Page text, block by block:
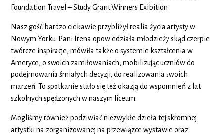
Foundation Travel – Study Grant Winners Exibition.
Nasz gość bardzo ciekawie przybliżył realia życia artysty w
Nowym Yorku. Pani Irena opowiedziała młodzieży skąd czerpie
twórcze inspiracje, mówiła także o systemie kształcenia w
Ameryce, o swoich zamiłowaniach, mobilizując uczniów do
podejmowania śmiałych decyzji, do realizowania swoich
marzeń. To spotkanie stało się też okazją do wspomnień z lat
szkolnych spędzonych w naszym liceum.
Mogliśmy również podziwiać niezwykłe dzieła tej skromnej
artystki na zorganizowanej na przewiązce wystawie oraz